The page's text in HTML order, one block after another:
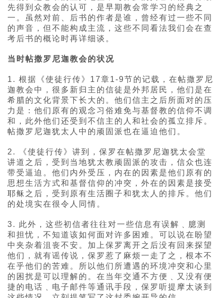
先得到众教会的认可，是早期教会常学习的经典之
一。虽然对前、后书的作者是谁，曾经有过一些不同
的声音，但不能构成主流，这些不同看法我们会在查
考后书的概论时再详细谈。
当时帖撒罗尼迦教会的状况
1. 根据《使徒行传》17章1-9节的记载，在帖撒罗尼
迦教会中，很多新归主的信徒是外邦居民，他们是在
希腊的文化背景下长大的。他们信主之后所面对的压
力是：他们原有的观念习俗难免与基督教的信仰不调
和，此外他们还受到不信主的人和社会的孤立排斥。
帖撒罗尼迦犹太人中的顽固派也在逼迫他们。
2. 《使徒行传》讲到，保罗在帖撒罗尼迦犹太会堂
讲道之后，受到当地犹太教顽固派的攻击，信众也连
带受逼迫。他们内外受压，内在的因素是他们原有的
思想生活方式和基督信仰的冲突，外在的因素是接受
耶稣之后，受到原有生活圈子和犹太人的排斥。他们
的处境实在很令人同情。
3. 此外，这些初信者往往对一些信息有误解﹑臆测
和担忧，不知道该如何面对许多困难。可以说在盼望
中夹杂着沮丧不安。加上保罗离开之后没有回来探望
他们，就有谣传说，保罗惹了麻烦一走了之，根本不
在乎他们的苦难。所以他们所遭遇的环境冲突和心里
的困扰是可以理解的。在当年交通不方便﹑又没有便
捷的电话﹑电子邮件等通讯手段，保罗听提摩太谈到